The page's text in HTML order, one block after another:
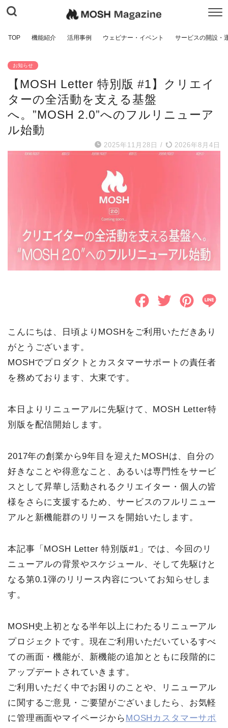
TOP 機能紹介 活用事例 ウェビナー・イベント サービスの開設・
お知らせ
【MOSH Letter 特別版 #1】クリエイ
ターの全活動を支える基盤
へ。”MOSH 2.0”へのフルリニューア
ル始動
2025年11月28日 / 2026年8月4日
c
o
i
r
n
e
こんにちは、日頃よりMOSHをご利用いただきあり
がとうございます。
MOSHでプロダクトとカスタマーサポートの責任者
を務めております、大東です。
本日よりリニューアルに先駆けて、MOSH Letter特
別版を配信開始します。
2017年の創業から9年目を迎えたMOSHは、自分の
好きなことや得意なこと、あるいは専門性をサービ
スとして昇華し活動されるクリエイター・個人の皆
様をさらに支援するため、サービスのフルリニュー
アルと新機能群のリリースを開始いたします。
本記事「MOSH Letter 特別版#1」では、今回のリ
ニューアルの背景やスケジュール、そして先駆けと
なる第0.1弾のリリース内容についてお知らせしま
す。
MOSH史上初となる半年以上にわたるリニューアル
プロジェクトです。現在ご利用いただいているすべ
ての画面・機能が、新機能の追加とともに段階的に
アップデートされていきます。
ご利用いただく中でお困りのことや、リニューアル
に関するご意見・ご要望がございましたら、お気軽
に管理画面やマイページから MOSHカスタマーサポ